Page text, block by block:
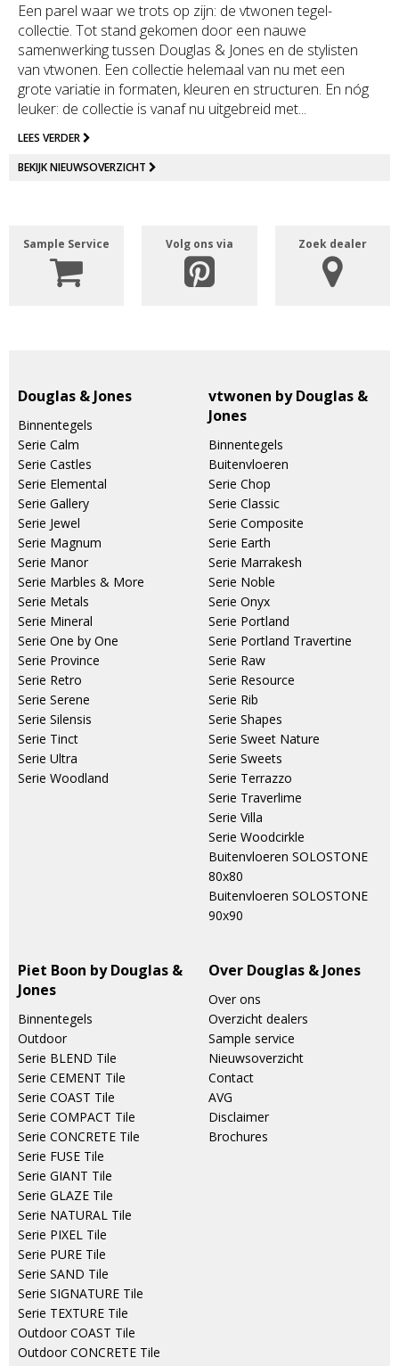
Een parel waar we trots op zijn: de vtwonen tegel­
collectie. Tot stand gekomen door een nauwe
samenwerking tussen Douglas & Jones en de stylisten
van vtwonen. Een collectie helemaal van nu met een
grote variatie in formaten, kleuren en structuren. En nóg
leuker: de collectie is vanaf nu uitgebreid met...
LEES VERDER
BEKIJK NIEUWSOVERZICHT
Sample Service Volg ons via Zoek dealer
Douglas & Jones
Binnentegels
Serie Calm
Serie Castles
Serie Elemental
Serie Gallery
Serie Jewel
Serie Magnum
Serie Manor
Serie Marbles & More
Serie Metals
Serie Mineral
Serie One by One
Serie Province
Serie Retro
Serie Serene
Serie Silensis
Serie Tinct
Serie Ultra
Serie Woodland
vtwonen by Douglas &
Jones
Binnentegels
Buitenvloeren
Serie Chop
Serie Classic
Serie Composite
Serie Earth
Serie Marrakesh
Serie Noble
Serie Onyx
Serie Portland
Serie Portland Travertine
Serie Raw
Serie Resource
Serie Rib
Serie Shapes
Serie Sweet Nature
Serie Sweets
Serie Terrazzo
Serie Traverlime
Serie Villa
Serie Woodcirkle
Buitenvloeren SOLOSTONE
80x80
Buitenvloeren SOLOSTONE
90x90
Piet Boon by Douglas &
Jones
Binnentegels
Outdoor
Serie BLEND Tile
Serie CEMENT Tile
Serie COAST Tile
Serie COMPACT Tile
Serie CONCRETE Tile
Serie FUSE Tile
Serie GIANT Tile
Serie GLAZE Tile
Serie NATURAL Tile
Serie PIXEL Tile
Serie PURE Tile
Serie SAND Tile
Serie SIGNATURE Tile
Serie TEXTURE Tile
Outdoor COAST Tile
Outdoor CONCRETE Tile
Over Douglas & Jones
Over ons
Overzicht dealers
Sample service
Nieuwsoverzicht
Contact
AVG
Disclaimer
Brochures